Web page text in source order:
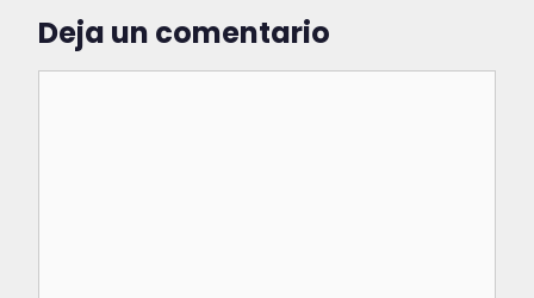
Deja un comentario